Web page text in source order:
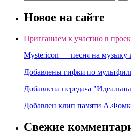
Новое на сайте
Приглашаем к участию в
Mystericon — песня на музыку
Добавлены гифки по
Добавлена передача
Добавлен клип памяти
Свежие